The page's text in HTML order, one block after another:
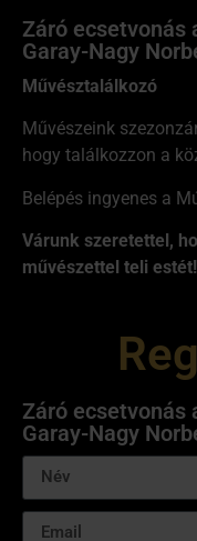
Záró ecsetvonás
Garay-Nagy
Művésztalálkozó
Művészeink
hogy találkozzon a
Belépés ingyenes a
Várunk szeretettel,
művészettel teli estét!
Záró ecsetvonás
Garay-Nagy